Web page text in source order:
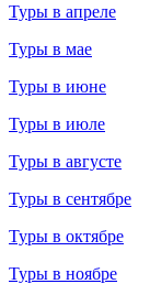
Туры в апреле
Туры в мае
Туры в июне
Туры в июле
Туры в августе
Туры в сентябре
Туры в октябре
Туры в ноябре